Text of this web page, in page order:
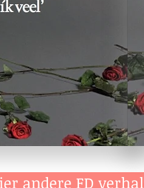
andere FD